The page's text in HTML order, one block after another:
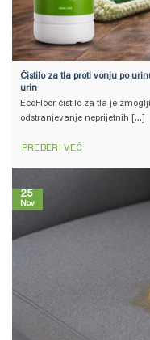
Čistilo za tla proti vonju po
urin
EcoFloor čistilo za tla je
odstranjevanje neprijetnih [...]
PREBERI VEČ
25
Nov